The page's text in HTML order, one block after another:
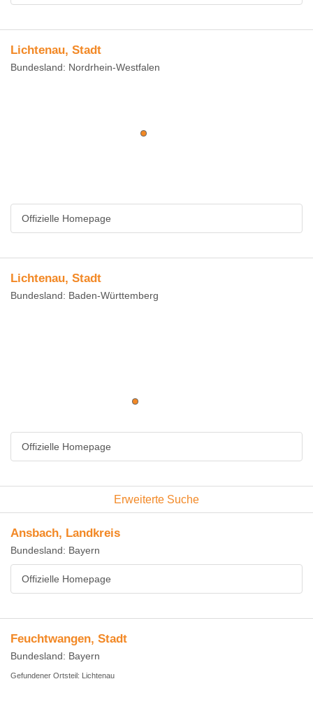
Lichtenau, Stadt
Bundesland: Nordrhein-Westfalen
Offizielle Homepage
Lichtenau, Stadt
Bundesland: Baden-Württemberg
Offizielle Homepage
Erweiterte Suche
Ansbach, Landkreis
Bundesland: Bayern
Offizielle Homepage
Feuchtwangen, Stadt
Bundesland: Bayern
Gefundener Ortsteil: Lichtenau